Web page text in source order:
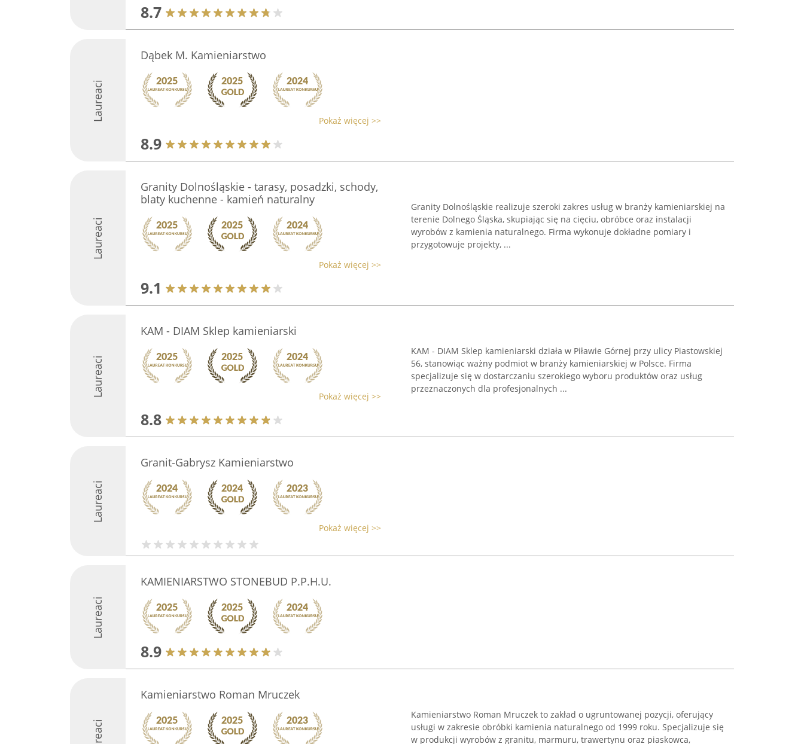
8.7
Laureaci
Dąbek M. Kamieniarstwo
Pokaż więcej >>
8.9
Laureaci
Granity Dolnośląskie - tarasy, posadzki, schody,
blaty kuchenne - kamień naturalny
Pokaż więcej >>
9.1
Granity Dolnośląskie realizuje szeroki zakres usług w branży kamieniarskiej na
terenie Dolnego Śląska, skupiając się na cięciu, obróbce oraz instalacji
wyrobów z kamienia naturalnego. Firma wykonuje dokładne pomiary i
przygotowuje projekty, ...
Laureaci
KAM - DIAM Sklep kamieniarski
Pokaż więcej >>
8.8
KAM - DIAM Sklep kamieniarski działa w Piławie Górnej przy ulicy Piastowskiej
56, stanowiąc ważny podmiot w branży kamieniarskiej w Polsce. Firma
specjalizuje się w dostarczaniu szerokiego wyboru produktów oraz usług
przeznaczonych dla profesjonalnych ...
Laureaci
Granit-Gabrysz Kamieniarstwo
Pokaż więcej >>
Laureaci
KAMIENIARSTWO STONEBUD P.P.H.U.
8.9
Kamieniarstwo Roman Mruczek
Kamieniarstwo Roman Mruczek to zakład o ugruntowanej pozycji, oferujący
usługi w zakresie obróbki kamienia naturalnego od 1999 roku. Specjalizuje się
w produkcji wyrobów z granitu, marmuru, trawertynu oraz piaskowca,